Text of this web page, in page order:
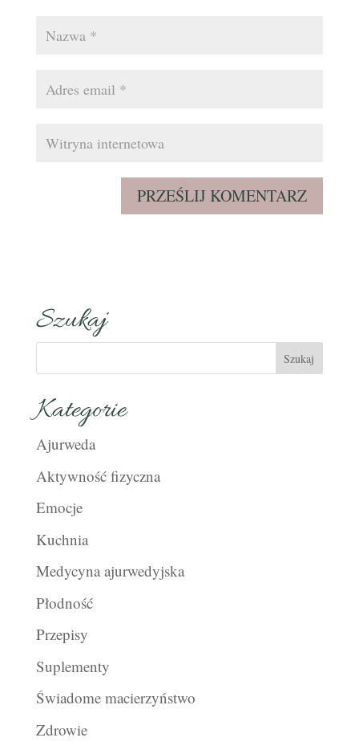
Szukaj
Kategorie
Ajurweda
Aktywność fizyczna
Emocje
Kuchnia
Medycyna ajurwedyjska
Płodność
Przepisy
Suplementy
Świadome macierzyństwo
Zdrowie